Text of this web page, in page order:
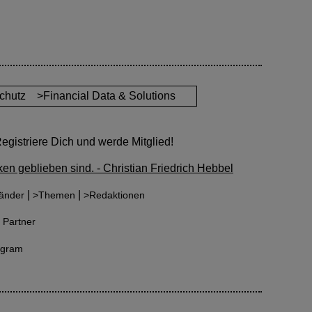
>Financial Data & Solutions
Dich und werde Mitglied!
geblieben sind. - Christian Friedrich Hebbel
| >Themen >Redaktionen
Partner